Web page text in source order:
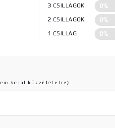
3 CSILLAGOK 0%
2 CSILLAGOK 0%
1 CSILLAG 0%
kerül közzétételre)